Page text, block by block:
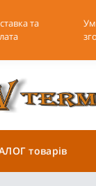
та
товарів